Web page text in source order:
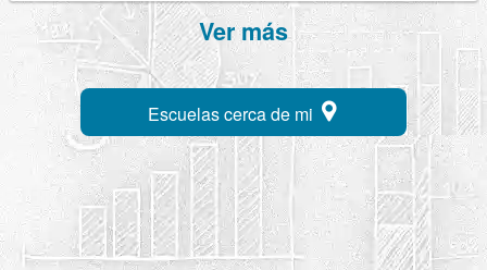
Ver más
Escuelas cerca de mi